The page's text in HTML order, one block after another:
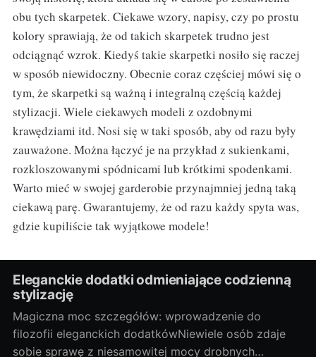
obu tych skarpetek. Ciekawe wzory, napisy, czy po prostu
kolory sprawiają, że od takich skarpetek trudno jest
odciągnąć wzrok. Kiedyś takie skarpetki nosiło się raczej
w sposób niewidoczny. Obecnie coraz częściej mówi się o
tym, że skarpetki są ważną i integralną częścią każdej
stylizacji. Wiele ciekawych modeli z ozdobnymi
krawędziami itd. Nosi się w taki sposób, aby od razu były
zauważone. Można łączyć je na przykład z sukienkami,
rozkloszowanymi spódnicami lub krótkimi spodenkami.
Warto mieć w swojej garderobie przynajmniej jedną taką
ciekawą parę. Gwarantujemy, że od razu każdy spyta was,
gdzie kupiliście tak wyjątkowe modele!
Eleganckie dodatki odmieniające codzienną
stylizację
Magiczna moc szczegółów: wprowadzenie do
filozofii eleganckich dodatkówNiewiele osób zdaje
sobie sprawę z niesamowitej mocy drobnych